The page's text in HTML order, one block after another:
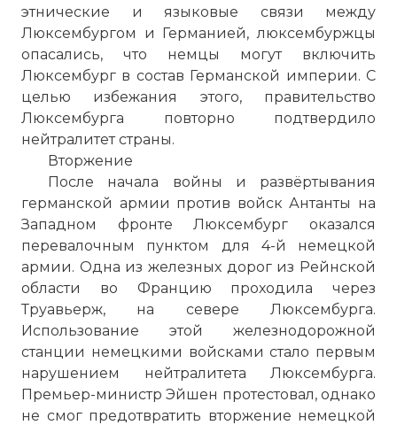
этнические и языковые связи между
Люксембургом и Германией, люксембуржцы
опасались, что немцы могут включить
Люксембург в состав Германской империи. С
целью избежания этого, правительство
Люксембурга повторно подтвердило
нейтралитет страны.
Вторжение
После начала войны и развёртывания
германской армии против войск Антанты на
Западном фронте Люксембург оказался
перевалочным пунктом для 4-й немецкой
армии. Одна из железных дорог из Рейнской
области во Францию проходила через
Труавьерж, на севере Люксембурга.
Использование этой железнодорожной
станции немецкими войсками стало первым
нарушением нейтралитета Люксембурга.
Премьер-министр Эйшен протестовал, однако
не смог предотвратить вторжение немецкой